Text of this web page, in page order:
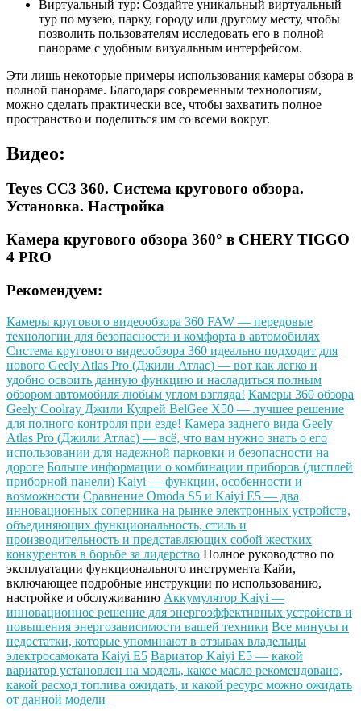
Виртуальный тур: Создайте уникальный виртуальный
тур по музею, парку, городу или другому месту, чтобы
позволить пользователям исследовать его в полной
панораме с удобным визуальным интерфейсом.
Эти лишь некоторые примеры использования камеры обзора в
полной панораме. Благодаря современным технологиям,
можно сделать практически все, чтобы захватить полное
пространство и поделиться им со всеми вокруг.
Видео:
Teyes CC3 360. Система кругового обзора.
Установка. Настройка
Камера кругового обзора 360° в CHERY TIGGO
4 PRO
Рекомендуем:
Камеры кругового видеообзора 360 FAW — передовые
технологии для безопасности и комфорта в автомобилях
Система кругового видеообзора 360 идеально подходит для
нового Geely Atlas Pro (Джили Атлас) — вот как легко и
удобно освоить данную функцию и насладиться полным
обзором автомобиля любым углом взгляда! Камеры 360 обзора
Geely Coolray Джили Кулрей BelGee X50 — лучшее решение
для полного контроля при езде! Камера заднего вида Geely
Atlas Pro (Джили Атлас) — всё, что вам нужно знать о его
использовании для надежной парковки и безопасности на
дороге Больше информации о комбинации приборов (дисплей
приборной панели) Kaiyi — функции, особенности и
возможности Сравнение Omoda S5 и Kaiyi E5 — два
инновационных соперника на рынке электронных устройств,
объединяющих функциональность, стиль и
производительность и представляющих собой жестких
конкурентов в борьбе за лидерство Полное руководство по
эксплуатации функционального инструмента Кайи,
включающее подробные инструкции по использованию,
настройке и обслуживанию Аккумулятор Kaiyi —
инновационное решение для энергоэффективных устройств и
повышения энергозависимости вашей техники Все минусы и
недостатки, которые упоминают в отзывах владельцы
электросамоката Kaiyi E5 Вариатор Kaiyi E5 — какой
вариатор установлен на модель, какое масло рекомендовано,
какой расход топлива ожидать, и какой ресурс можно ожидать
от данной модели